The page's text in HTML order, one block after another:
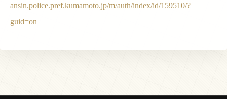
ansin.police.pref.kumamoto.jp/m/auth/index/id/159510/?
guid=on